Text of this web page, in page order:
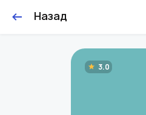
Назад
3.0